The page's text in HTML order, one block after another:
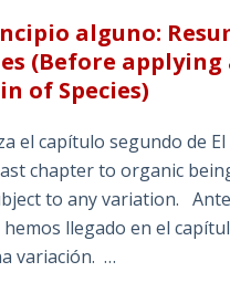
alguno:
(Before
of Species)
el capítulo segundo de
chapter to organic
to any variation.
llegado en el
variación. …